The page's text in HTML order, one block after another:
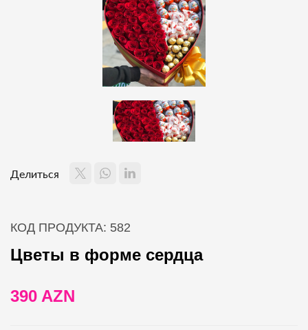
Делиться
КОД ПРОДУКТА: 582
Цветы в форме сердца
390 AZN